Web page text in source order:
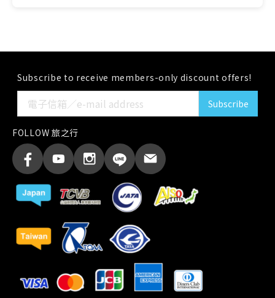
Subscribe to receive members-only discount offers!
Subscribe
FOLLOW 旅之行